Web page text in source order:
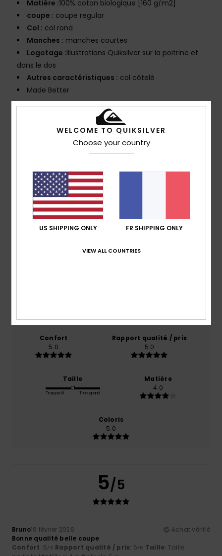
Matière :100% coton biologique [160 g/m2]
coupe : coupe regular
Col : col rond
Manches : manches courtes
Logotage :Illustrations Quiksilver sur la poitrine et
dans le dos
Autres caractéristiques : col côtelé
Made Better
[Matière principale] 100% coton biologique
Traçabilité du produit (Loi Agec)
Avis clients
Confort
5.0
Rapport qualité / prix
5.0
Taille
Trop petit Trop grand
Matière
4.0
Coloris
5.0
5/5
Bruno19 février 2026
Achat vérifié
Bonne qualité belle coupe
Confort: 5/5 Rapport qualité / prix: 5/5 Taille: Taille
WELCOME TO QUIKSILVER
Choose your country
US SHIPPING ONLY FR SHIPPING ONLY
VIEW ALL COUNTRIES